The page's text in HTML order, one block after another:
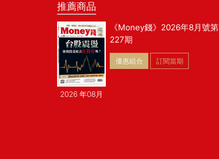
推薦商品
2026 年08月
《Money錢》2026年8月號第
227期
優惠組合 訂閱當期